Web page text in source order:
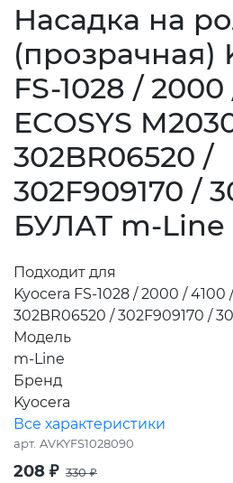
Насадка на
(прозрачная)
FS-1028 /
ECOSYS
302BR06520 /
302F909170 /
БУЛАТ m-Line
Подходит для
Kyocera FS-1028 / 2000 / 4100
302BR06520 / 302F909170 /
Модель
m-Line
Бренд
Kyocera
Все характеристики
арт. AVKYFS1028090
208 ₽ 330₽